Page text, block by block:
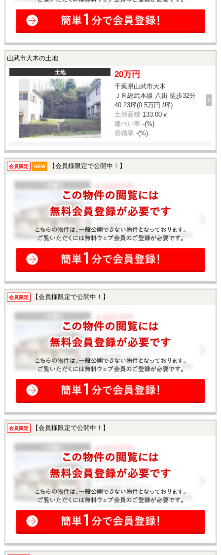
山武市大木の土地
土地 20万円
千葉県山武市大木
ＪＲ総武本線 八街 徒歩32分
40.23坪(0.5万円 /坪)
土地面積 133.00㎡
建ぺい率 -(%)
容積率 -(%)
会員限定 NEW 【会員様限定で公開中！】
会員限定 【会員様限定で公開中！】
会員限定 【会員様限定で公開中！】